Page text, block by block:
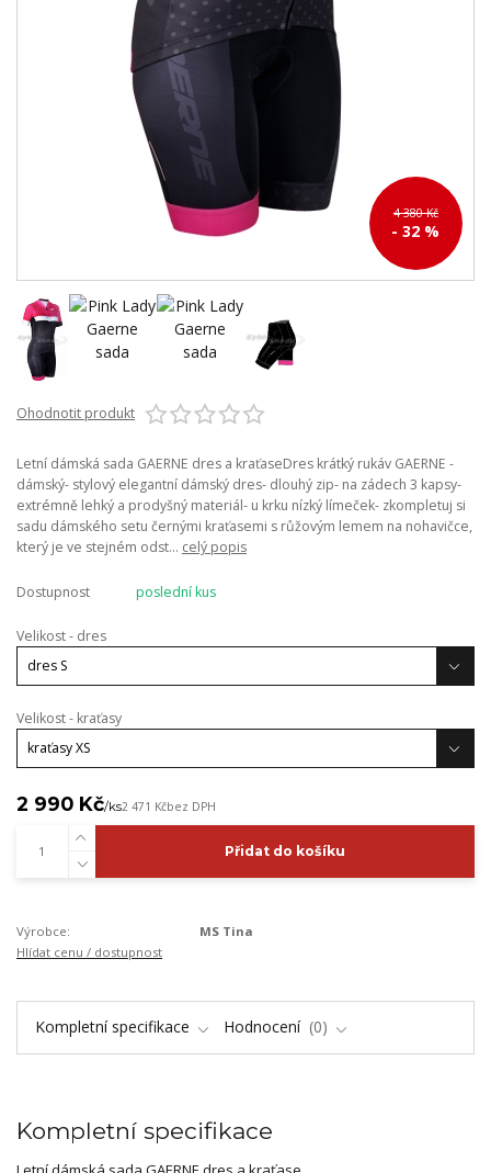
4 380 Kč
- 32 %
Ohodnotit produkt
Letní dámská sada GAERNE dres a kraťaseDres krátký rukáv GAERNE -
dámský- stylový elegantní dámský dres- dlouhý zip- na zádech 3 kapsy-
extrémně lehký a prodyšný materiál- u krku nízký límeček- zkompletuj si
sadu dámského setu černými kraťasemi s růžovým lemem na nohavičce,
který je ve stejném odst... celý popis
Dostupnost poslední kus
Velikost - dres
Velikost - kraťasy
2 990 Kč/ks2 471 Kčbez DPH
Přidat do košíku
Výrobce:
MS Tina
Hlídat cenu / dostupnost
Kompletní specifikace Hodnocení 0
Kompletní specifikace